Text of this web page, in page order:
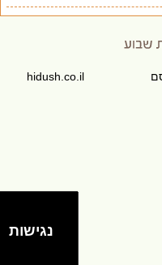
hidush.co.il
נגישות